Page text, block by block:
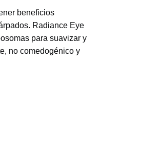
beneficios
Radiance Eye
para suavizar y
no comedogénico y